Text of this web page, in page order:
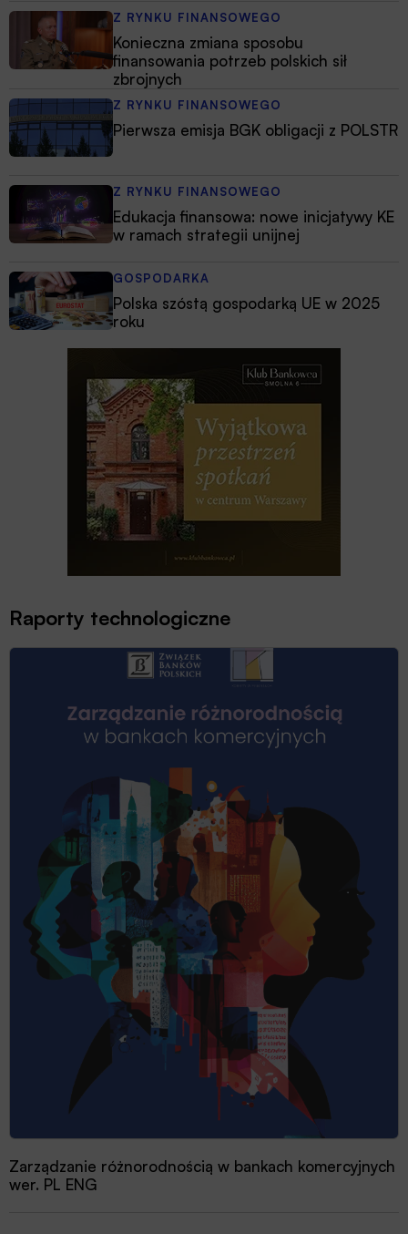
Z RYNKU FINANSOWEGO
Konieczna zmiana sposobu
finansowania potrzeb polskich sił
zbrojnych
Z RYNKU FINANSOWEGO
Pierwsza emisja BGK obligacji z POLSTR
Z RYNKU FINANSOWEGO
Edukacja finansowa: nowe inicjatywy KE
w ramach strategii unijnej
GOSPODARKA
Polska szóstą gospodarką UE w 2025
roku
Raporty technologiczne
Zarządzanie różnorodnością w bankach komercyjnych
wer. PL ENG